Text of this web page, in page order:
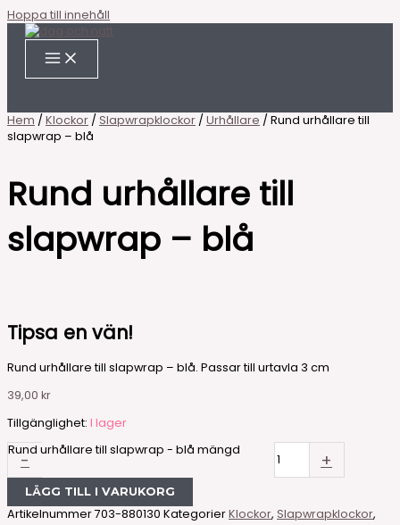
Hoppa till innehåll
Hem / Klockor / Slapwrapklockor / Urhållare / Rund urhållare till
slapwrap – blå
Rund urhållare till
slapwrap – blå
Tipsa en vän!
Rund urhållare till slapwrap – blå. Passar till urtavla 3 cm
39,00 kr
Tillgänglighet: I lager
-
Rund urhållare till slapwrap - blå mängd +
LÄGG TILL I VARUKORG
Artikelnummer703-880130 KategorierKlockor, Slapwrapklockor,